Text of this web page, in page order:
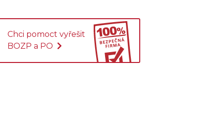
Chci pomoct vyřešit
BOZP a PO